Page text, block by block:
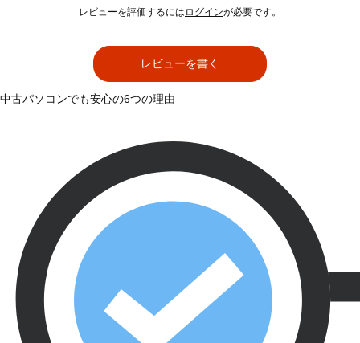
レビューを評価するには ログインが必要です。
レビューを書く
中古パソコンでも安心の6つの理由